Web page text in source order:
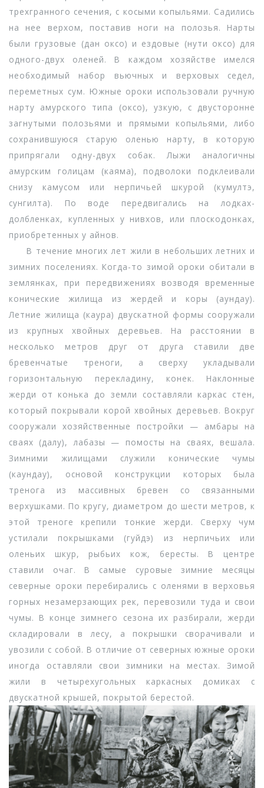
трехгранного сечения, с косыми копыльями. Садились
на нее верхом, поставив ноги на полозья. Нарты
были грузовые (дан оксо) и ездовые (нути оксо) для
одного-двух оленей. В каждом хозяйстве имелся
необходимый набор вьючных и верховых седел,
переметных сум. Южные ороки использовали ручную
нарту амурского типа (оксо), узкую, с двусторонне
загнутыми полозьями и прямыми копыльями, либо
сохранившуюся старую оленью нарту, в которую
припрягали одну-двух собак. Лыжи аналогичны
амурским голицам (каяма), подволоки подклеивали
снизу камусом или нерпичьей шкурой (кумултэ,
сунгилта). По воде передвигались на лодках-
долбленках, купленных у нивхов, или плоскодонках,
приобретенных у айнов.
В течение многих лет жили в небольших летних и
зимних поселениях. Когда-то зимой ороки обитали в
землянках, при передвижениях возводя временные
конические жилища из жердей и коры (аундау).
Летние жилища (каура) двускатной формы сооружали
из крупных хвойных деревьев. На расстоянии в
несколько метров друг от друга ставили две
бревенчатые треноги, а сверху укладывали
горизонтальную перекладину, конек. Наклонные
жерди от конька до земли составляли каркас стен,
который покрывали корой хвойных деревьев. Вокруг
сооружали хозяйственные постройки — амбары на
сваях (далу), лабазы — помосты на сваях, вешала.
Зимними жилищами служили конические чумы
(каундау), основой конструкции которых была
тренога из массивных бревен со связанными
верхушками. По кругу, диаметром до шести метров, к
этой треноге крепили тонкие жерди. Сверху чум
устилали покрышками (гуйдэ) из нерпичьих или
оленьих шкур, рыбьих кож, бересты. В центре
ставили очаг. В самые суровые зимние месяцы
северные ороки перебирались с оленями в верховья
горных незамерзающих рек, перевозили туда и свои
чумы. В конце зимнего сезона их разбирали, жерди
складировали в лесу, а покрышки сворачивали и
увозили с собой. В отличие от северных южные ороки
иногда оставляли свои зимники на местах. Зимой
жили в четырехугольных каркасных домиках с
двускатной крышей, покрытой берестой.